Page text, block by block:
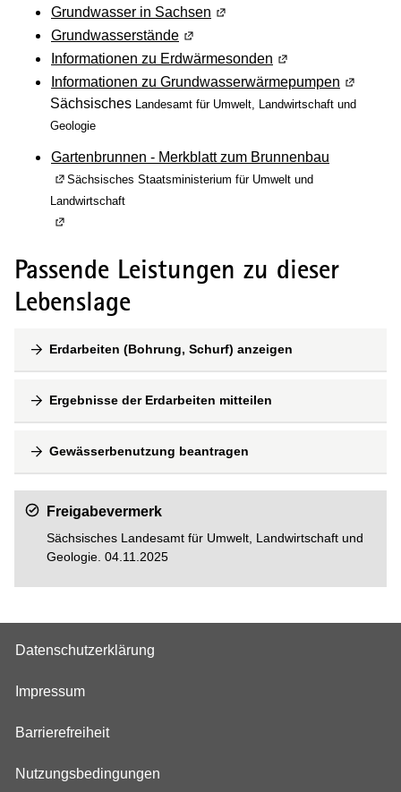
Grundwasser in Sachsen (Wird in einem neuen
Grundwasserstände (Wird in einem neuen Fenster
Informationen zu Erdwärmesonden (Wird in einem
Informationen zu Grundwasserwärmepumpen (Wird in
Sächsisches Landesamt für Umwelt, Landwirtschaft und
Geologie
Gartenbrunnen - Merkblatt zum Brunnenbau
(Wird in einem neuen Fenster geöffnet)
Sächsisches Staatsministerium für Umwelt und
Landwirtschaft
(Wird in einem neuen Fenster geöffnet)
Passende Leistungen zu dieser
Lebenslage
Erdarbeiten (Bohrung, Schurf) anzeigen
Ergebnisse der Erdarbeiten mitteilen
Gewässerbenutzung beantragen
Freigabevermerk
Sächsisches Landesamt für Umwelt, Landwirtschaft und
Geologie. 04.11.2025
Datenschutzerklärung
Impressum
Barrierefreiheit
Nutzungsbedingungen